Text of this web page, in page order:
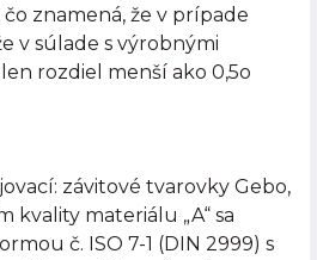
znamená, že v prípade
v súlade s výrobnými
rozdiel menší ako 0,5o
závitové tvarovky Gebo,
kvality materiálu „A“ sa
č. ISO 7-1 (DIN 2999) s